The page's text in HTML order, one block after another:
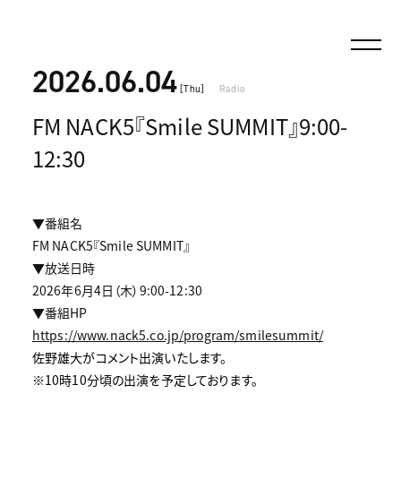
2026.06.04 [Thu] Radio
FM NACK5『Smile SUMMIT』9:00-
12:30
▼番組名
FM NACK5『Smile SUMMIT』
▼放送日時
2026年6月4日（木）9:00-12:30
▼番組HP
https://www.nack5.co.jp/program/smilesummit/
佐野雄大がコメント出演いたします。
※10時10分頃の出演を予定しております。